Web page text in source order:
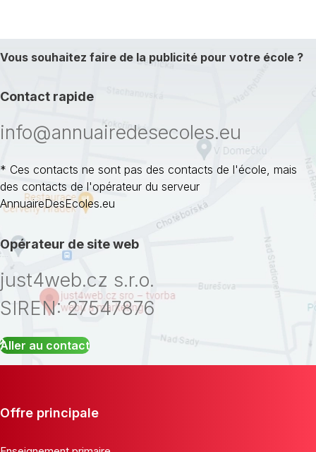
Vous souhaitez faire de la publicité pour votre école ?
Contact rapide
info@annuairedesecoles.eu
* Ces contacts ne sont pas des contacts de l'école, mais
des contacts de l'opérateur du serveur
AnnuaireDesEcoles.eu
Opérateur de site web
just4web.cz s.r.o.
SIREN: 27547876
Aller au contact
Offre principale